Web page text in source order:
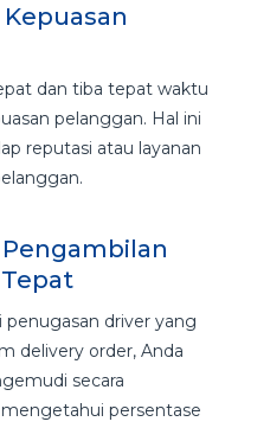
dan tiba tepat waktu
pelanggan. Hal ini
reputasi atau layanan
driver yang
delivery order, Anda
secara
persentase